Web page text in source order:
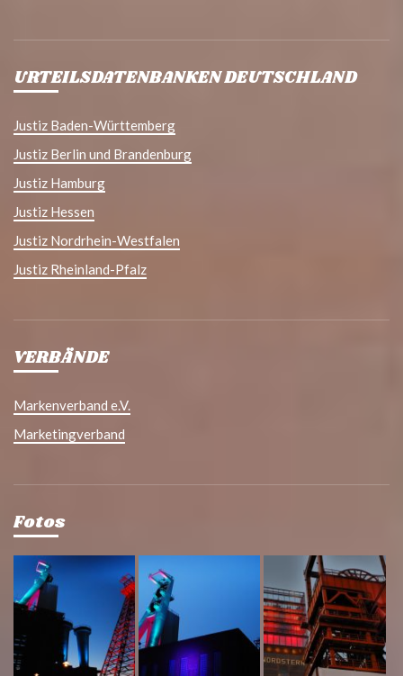
URTEILSDATENBANKEN DEUTSCHLAND
Justiz Baden-Württemberg
Justiz Berlin und Brandenburg
Justiz Hamburg
Justiz Hessen
Justiz Nordrhein-Westfalen
Justiz Rheinland-Pfalz
VERBÄNDE
Markenverband e.V.
Marketingverband
Fotos